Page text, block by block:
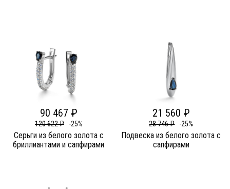
90 467 ₽
120 622 ₽ -25%
Серьги из белого золота c
бриллиантами и сапфирами
21 560 ₽
28 746 ₽ -25%
Подвеска из белого золота c
сапфирами